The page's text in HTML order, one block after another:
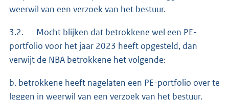
weerwil van een verzoek van het bestuur.
3.2. Mocht blijken dat betrokkene wel een PE-
portfolio voor het jaar 2023 heeft opgesteld, dan
verwijt de NBA betrokkene het volgende:
b. betrokkene heeft nagelaten een PE-portfolio over te
leggen in weerwil van een verzoek van het bestuur.